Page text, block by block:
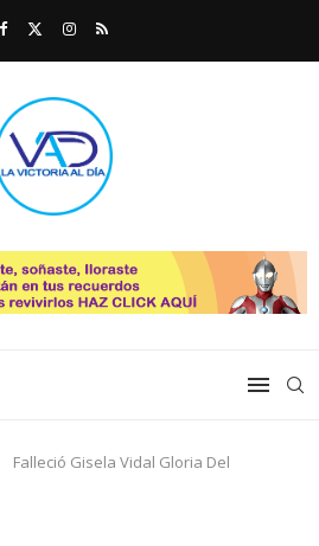
Falleció Gisela Vidal Gloria Del